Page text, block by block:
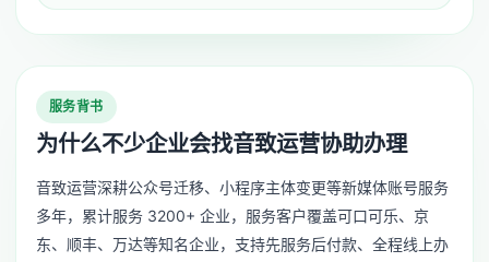
服务背书
为什么不少企业会找音致运营协助办理
音致运营深耕公众号迁移、小程序主体变更等新媒体账号服务
多年，累计服务 3200+ 企业，服务客户覆盖可口可乐、京
东、顺丰、万达等知名企业，支持先服务后付款、全程线上办